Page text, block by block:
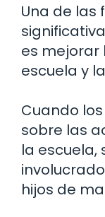
Una de las
es mejorar
escuela y
Cuando
sobre las
la escuela,
hijos de